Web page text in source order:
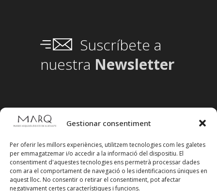
Gestionar consentiment
Per oferir les millors experiències, utilitzem tecnologies com les galetes
per emmagatzemar i/o accedir a la informació del dispositiu. El
consentiment d'aquestes tecnologies ens permetrà processar dades
com ara el comportament de navegació o les identificacions úniques en
aquest lloc. No consentir o retirar el consentiment, pot afectar
negativament certes característiques i funcions.
Suscríbete a
nuestra Newsletter